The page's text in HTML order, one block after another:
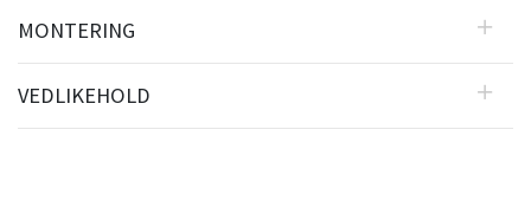
MONTERING
VEDLIKEHOLD